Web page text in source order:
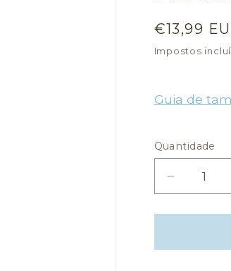
Preço
normal
€13,99
Impostos
Guia de
Quantidade
Quantidade
Diminuir
a
Biberão